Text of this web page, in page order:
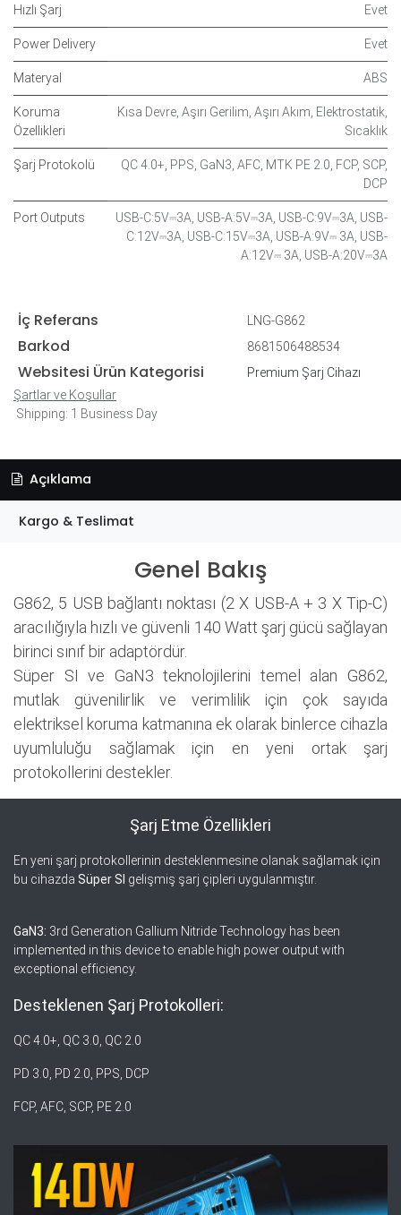
Hızlı Şarj Evet
Power Delivery Evet
Materyal ABS
Koruma
Özellikleri
Kısa Devre Aşırı Gerilim Aşırı Akım Elektrostatik
Sıcaklık
Şarj Protokolü QC 4.0+ PPS GaN3 AFC MTK PE 2.0 FCP, SCP,
DCP
Port Outputs USB-C:5V⎓3A USB-A:5V⎓3A USB-C:9V⎓3A USB-
C:12V⎓3A USB-C:15V⎓3A USB-A:9V⎓ 3A USB-
A:12V⎓ 3A USB-A:20V⎓3A
İç Referans LNG-G862
Barkod 8681506488534
Websitesi Ürün Kategorisi
Premium Şarj Cihazı
Şartlar ve Koşullar
Shipping: 1 Business Day
Açıklama
Kargo & Teslimat
Genel Bakış
G862, 5 USB bağlantı noktası (2 X USB-A + 3 X Tip-C)
aracılığıyla hızlı ve güvenli 140 Watt şarj gücü sağlayan
birinci sınıf bir adaptördür.
Süper SI ve GaN3 teknolojilerini temel alan G862,
mutlak güvenilirlik ve verimlilik için çok sayıda
elektriksel koruma katmanına ek olarak binlerce cihazla
uyumluluğu sağlamak için en yeni ortak şarj
protokollerini destekler.
Şarj Etme Özellikleri
En yeni şarj protokollerinin desteklenmesine olanak sağlamak için
bu cihazda Süper SI gelişmiş şarj çipleri uygulanmıştır.
GaN3: 3rd Generation Gallium Nitride Technology has been
implemented in this device to enable high power output with
exceptional efficiency.
Desteklenen Şarj Protokolleri:
QC 4.0+, QC 3.0, QC 2.0
PD 3.0, PD 2.0, PPS, DCP
FCP, AFC, SCP, PE 2.0